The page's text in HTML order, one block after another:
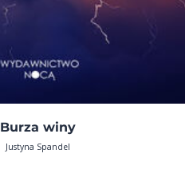
Burza winy
Justyna Spandel